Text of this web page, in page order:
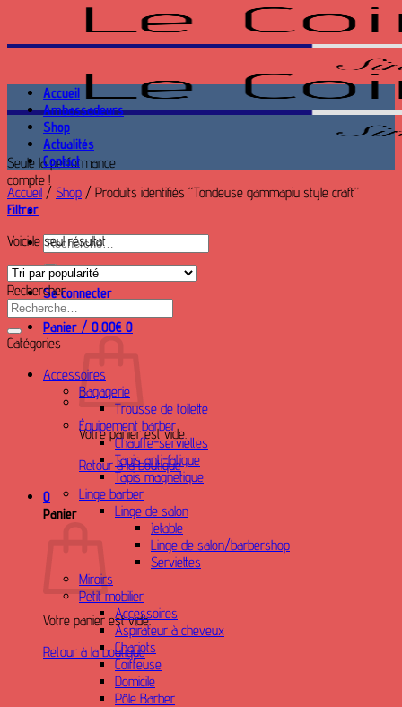
contenu
Seule la performance
compte !
Recherche
pour :
Se connecter
Panier / 0.00€ 0
Votre panier est vide.
Retour à la boutique
0
Panier
Votre panier est vide.
Retour à la boutique
Accueil
Ambassadeurs
Shop
Actualités
Contact
Accueil / Shop / Produits identifiés “Tondeuse gammapiu style craft”
Filtrer
Voici le seul résultat
Rechercher
Recherche
pour :
Catégories
Accessoires
Bagagerie
Trousse de toilette
Équipement barber
Chauffe-serviettes
Tapis anti-fatigue
Tapis magnetique
Linge barber
Linge de salon
Jetable
Linge de salon/barbershop
Serviettes
Miroirs
Petit mobilier
Accessoires
Aspirateur à cheveux
Chariots
Coiffeuse
Domicile
Pôle Barber